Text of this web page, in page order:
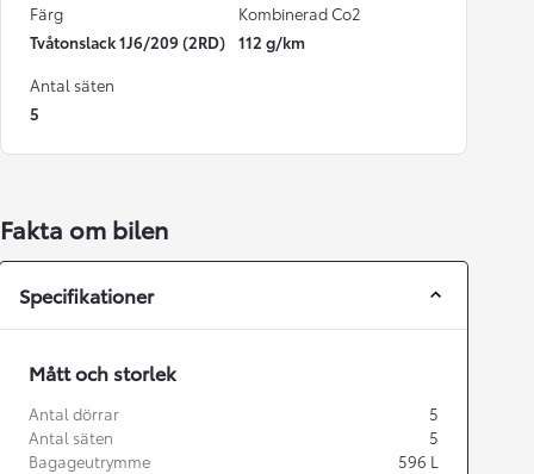
Färg
Tvåtonslack 1J6/209 (2RD)
Kombinerad Co2
112 g/km
Antal säten
5
Fakta om bilen
Specifikationer
Mått och storlek
Antal dörrar
5
Antal säten
5
Bagageutrymme
596 L